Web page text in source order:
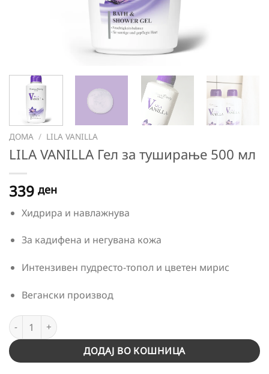
ДОМА / LILA VANILLA
LILA VANILLA Гел за туширање 500 мл
339 ден
Хидрира и навлажнува
За кадифена и негувана кожа
Интензивен пудресто-топол и цветен мирис
Вегански производ
LILA VANILLA Гел за туширање 500 мл количина
ДОДАЈ ВО КОШНИЦА